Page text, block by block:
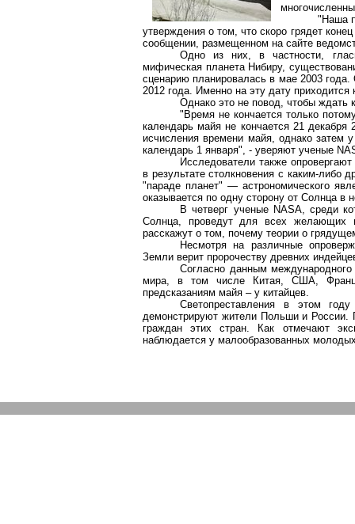
"Наша
утверждения о том, что скоро грядет
сообщении, размещенном на сайте
Одно из них, в частности,
мифическая планета Нибиру,
сценарию планировалась в мае 2003 года.
2012 года. Именно на эту дату
Однако это не повод, чтобы ждать
"Время не кончается только
календарь майя не кончается 21
исчисления времени майя, однако затем
календарь 1 января", - уверяют ученые
Исследователи также
в результате столкновения с каким-либо
"параде планет" — астрономического
оказывается по одну сторону от Солнца в
В четверг ученые NASA, среди
Солнца, проведут для всех желающих
расскажут о том, почему теории о
Несмотря на различные
Земли верит пророчеству древних
Согласно данным
мира, в том числе Китая, США,
предсказаниям майя – у китайцев.
Светопреставления в этом
демонстрируют жители Польши и России.
граждан этих стран. Как отмечают
наблюдается у малообразованных